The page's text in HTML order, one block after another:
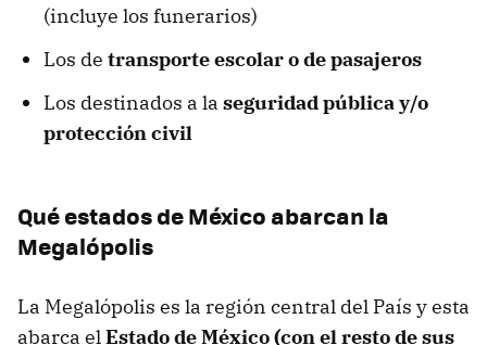
(incluye los funerarios)
Los de transporte escolar o de pasajeros
Los destinados a la seguridad pública y/o
protección civil
Qué estados de México abarcan la
Megalópolis
La Megalópolis es la región central del País y esta
abarca elEstado de México (con el resto de sus